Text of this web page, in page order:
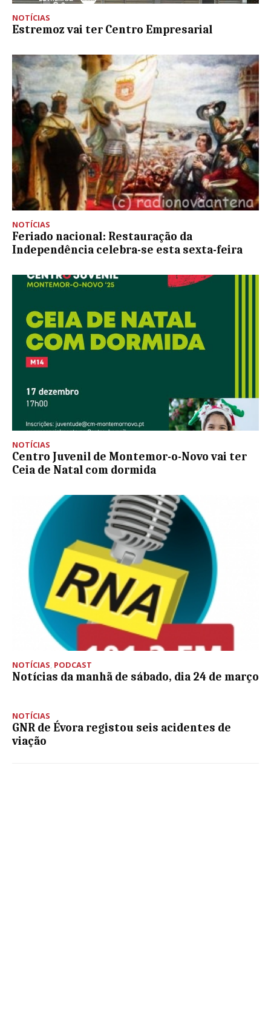
NOTÍCIAS
Estremoz vai ter Centro Empresarial
NOTÍCIAS
Feriado nacional: Restauração da
Independência celebra-se esta sexta-feira
NOTÍCIAS
Centro Juvenil de Montemor-o-Novo vai ter
Ceia de Natal com dormida
NOTÍCIAS, PODCAST
Notícias da manhã de sábado, dia 24 de março
NOTÍCIAS
GNR de Évora registou seis acidentes de
viação